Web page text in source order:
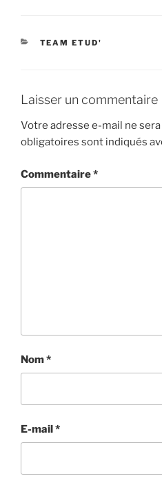
CATÉGORIES
TEAM ETUD'
Laisser un commentaire
Votre adresse e-mail ne
obligatoires sont indiqués
Commentaire*
Nom*
E-mail*